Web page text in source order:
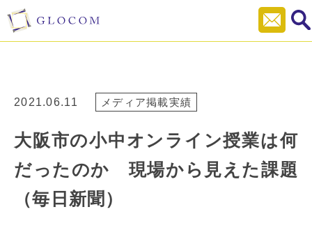
2021.06.11 メディア掲載実績
大阪市の小中オンライン授業は何
だったのか 現場から見えた課題
（毎日新聞）